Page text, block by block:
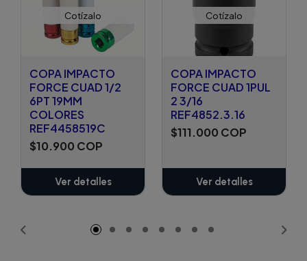
Cotízalo
COPA IMPACTO
FORCE CUAD 1/2
6PT 19MM
COLORES
REF4458519C
$10.900 COP
Ver detalles
Cotízalo
COPA IMPACTO
FORCE CUAD 1PUL
2 3/16
REF4852.3.16
$111.000 COP
Ver detalles